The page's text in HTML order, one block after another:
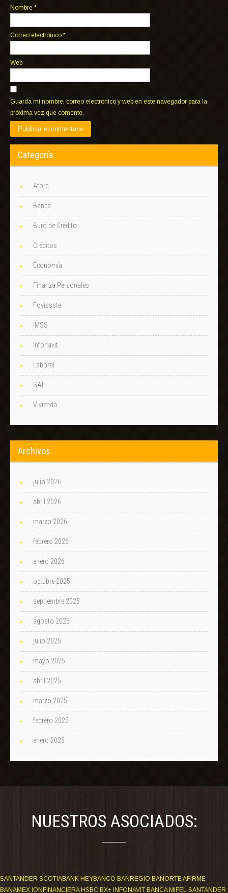
Nombre *
Correo electrónico *
Web
Guarda mi nombre, correo electrónico y web en este navegador para la
próxima vez que comente.
Categoría
Afore
Banca
Buró de Crédito
Créditos
Economía
Finanza Personales
Fovissste
IMSS
Infonavit
Laboral
SAT
Vivienda
Archivos
julio 2026
abril 2026
marzo 2026
febrero 2026
enero 2026
octubre 2025
septiembre 2025
agosto 2025
julio 2025
mayo 2025
abril 2025
marzo 2025
febrero 2025
enero 2025
NUESTROS ASOCIADOS:
SANTANDER SCOTIABANK HEYBANCO BANREGIO BANORTE AFIRME
BANAMEX IONFINANCIERA HSBC BX+ INFONAVIT BANCA MIFEL SANTANDER